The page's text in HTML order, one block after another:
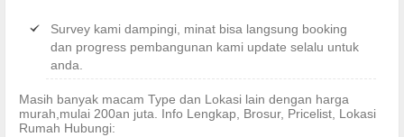
Survey kami dampingi, minat bisa langsung booking
dan progress pembangunan kami update selalu untuk
anda.
Masih banyak macam Type dan Lokasi lain dengan harga
murah,mulai 200an juta. Info Lengkap, Brosur, Pricelist, Lokasi
Rumah Hubungi: